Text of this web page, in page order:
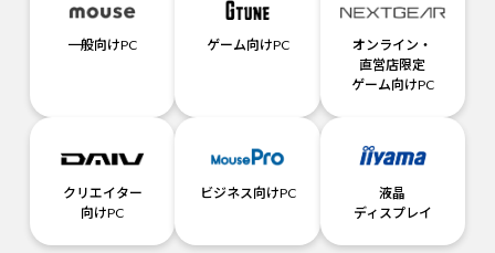
一般向けPC ゲーム向けPC
オンライン・
直営店限定
ゲーム向けPC
クリエイター
向けPC
ビジネス向けPC
液晶
ディスプレイ